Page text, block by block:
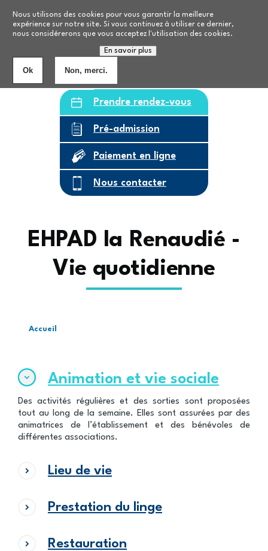
Nous utilisons des cookies pour vous garantir la meilleure
expérience sur notre site. Si vous continuez à utiliser ce dernier,
nous considérerons que vous acceptez l'utilisation des cookies.
En savoir plus
Ok Non, merci.
Nos formations
Personnes âgées8
Prendre rendez-vous
Pré-admission
Paiement en ligne
Nous contacter
EHPAD la Renaudié -
Vie quotidienne
Fil
Accueil
Animation et vie sociale
Des activités régulières et des sorties sont proposées
tout au long de la semaine. Elles sont assurées par des
animatrices de l’établissement et des bénévoles de
différentes associations.
Lieu de vie
Prestation du linge
Restauration